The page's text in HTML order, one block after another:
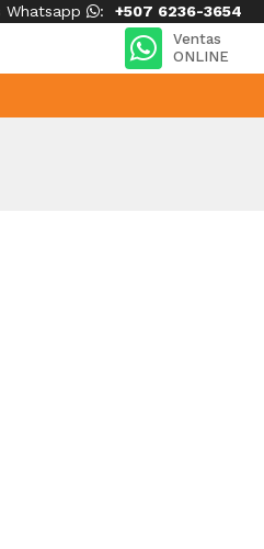
Whatsapp : +507 6236-3654
Ventas
ONLINE